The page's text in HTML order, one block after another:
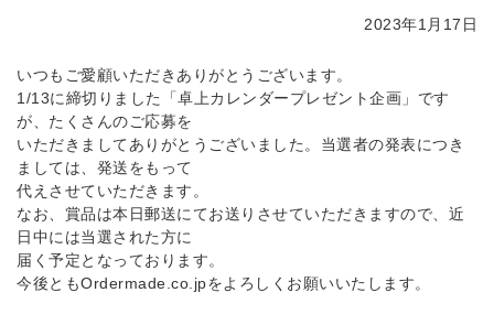
2023年1月17日
いつもご愛顧いただきありがとうございます。
1/13に締切りました「卓上カレンダープレゼント企画」です
が、たくさんのご応募を
いただきましてありがとうございました。当選者の発表につき
ましては、発送をもって
代えさせていただきます。
なお、賞品は本日郵送にてお送りさせていただきますので、近
日中には当選された方に
届く予定となっております。
今後ともOrdermade.co.jpをよろしくお願いいたします。